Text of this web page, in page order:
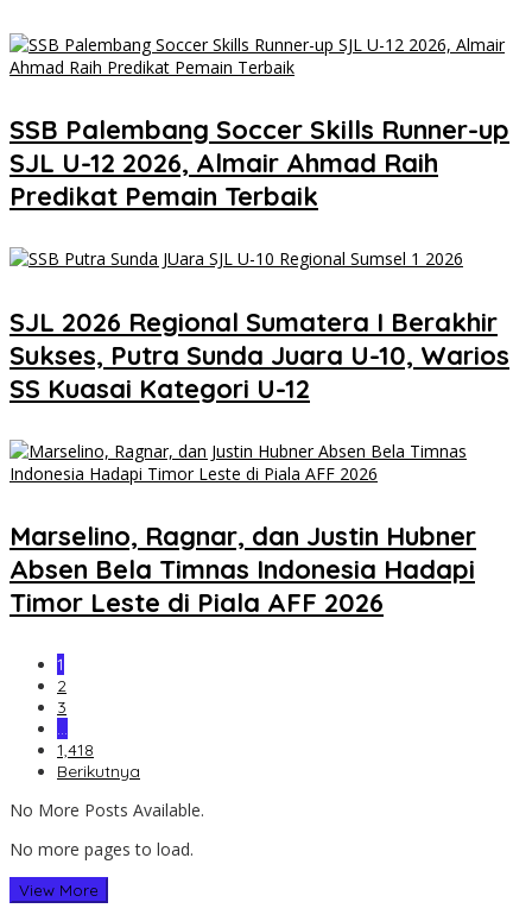
SSB Palembang Soccer Skills Runner-up
SJL U-12 2026, Almair Ahmad Raih
Predikat Pemain Terbaik
SJL 2026 Regional Sumatera I Berakhir
Sukses, Putra Sunda Juara U-10, Warios
SS Kuasai Kategori U-12
Marselino, Ragnar, dan Justin Hubner
Absen Bela Timnas Indonesia Hadapi
Timor Leste di Piala AFF 2026
1
2
3
…
1,418
Berikutnya
No More Posts Available.
No more pages to load.
View More